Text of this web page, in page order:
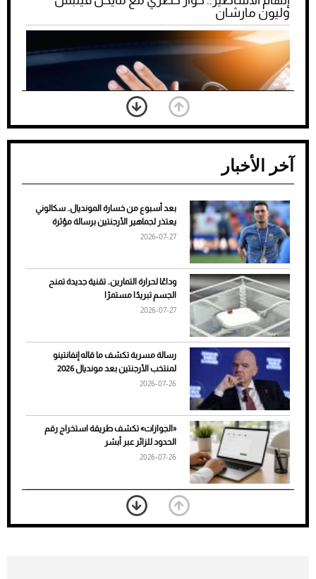
وليون مارشان
ضعف تبريد مكيف السيارة عند الوقوف.. أشهر
الأسباب والحلول
7 نصائح لاختيار لون البنطلون المناسب للقميص
الأسود
آخر الأخبار
بعد أسبوع من خسارة المونديال.. سكالوني
يعتذر لجماهير الأرجنتين برسالة مؤثرة
2026-07-27
وداعًا لحرارة التمارين.. تقنية جديدة تمنح
الجسم تبريدًا مستمرًا
2026-07-27
رسالة مسربة تكشف ما قاله إنفانتينو
لمنتخب الأرجنتين بعد مونديال 2026
2026-07-26
«الجوازات» تكشف طريقة استخراج رقم
الحدود للزائر عبر أبشر
2026-07-26
بعد 7 أشهر من تعرضه لحادث مروع.. جوشوا
يفوز على برينغا بـ"الضربة القاضية" (فيديو)